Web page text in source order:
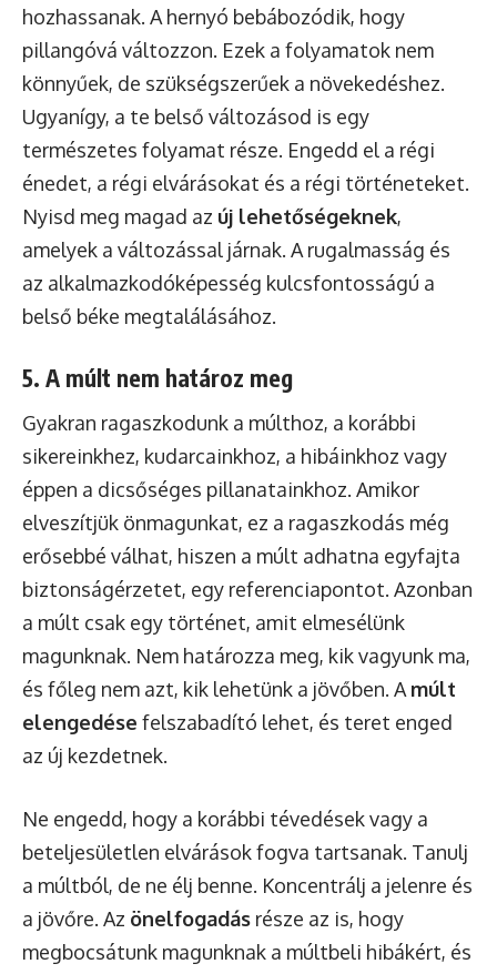
hozhassanak. A hernyó bebábozódik, hogy
pillangóvá változzon. Ezek a folyamatok nem
könnyűek, de szükségszerűek a növekedéshez.
Ugyanígy, a te belső változásod is egy
természetes folyamat része. Engedd el a régi
énedet, a régi elvárásokat és a régi történeteket.
Nyisd meg magad az új lehetőségeknek,
amelyek a változással járnak. A rugalmasság és
az alkalmazkodóképesség kulcsfontosságú a
belső béke megtalálásához.
5. A múlt nem határoz meg
Gyakran ragaszkodunk a múlthoz, a korábbi
sikereinkhez, kudarcainkhoz, a hibáinkhoz vagy
éppen a dicsőséges pillanatainkhoz. Amikor
elveszítjük önmagunkat, ez a ragaszkodás még
erősebbé válhat, hiszen a múlt adhatna egyfajta
biztonságérzetet, egy referenciapontot. Azonban
a múlt csak egy történet, amit elmesélünk
magunknak. Nem határozza meg, kik vagyunk ma,
és főleg nem azt, kik lehetünk a jövőben. A múlt
elengedése felszabadító lehet, és teret enged
az új kezdetnek.
Ne engedd, hogy a korábbi tévedések vagy a
beteljesületlen elvárások fogva tartsanak. Tanulj
a múltból, de ne élj benne. Koncentrálj a jelenre és
a jövőre. Az önelfogadás része az is, hogy
megbocsátunk magunknak a múltbeli hibákért, és